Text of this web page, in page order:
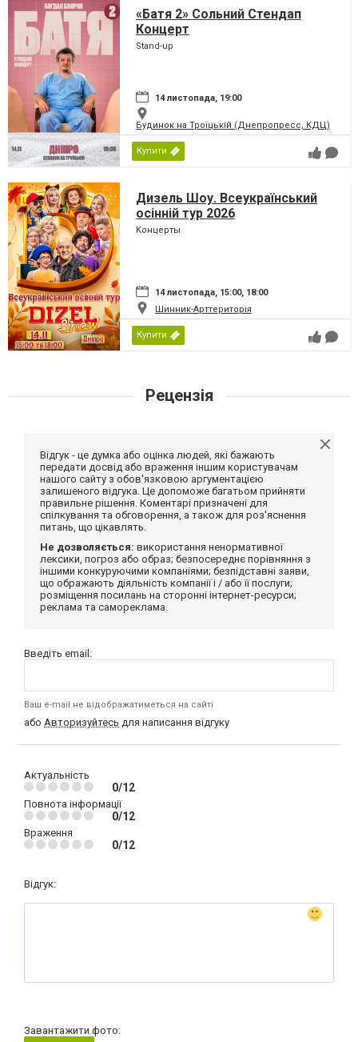
«Батя 2» Сольний Стендап
Концерт
Stand-up
14 листопада, 19:00
Будинок на Троїцькій (Днепропресс, КДЦ)
Купити
Дизель Шоу. Всеукраїнський
осінній тур 2026
Концерты
14 листопада, 15:00, 18:00
Шинник-Арттериторія
Купити
Рецензія
Відгук - це думка або оцінка людей, які бажають
передати досвід або враження іншим користувачам
нашого сайту з обов'язковою аргументацією
залишеного відгука. Це допоможе багатьом прийняти
правильне рішення. Коментарі призначені для
спілкування та обговорення, а також для роз'яснення
питань, що цікавлять.
Не дозволяється: використання ненормативної
лексики, погроз або образ; безпосереднє порівняння з
іншими конкуруючими компаніями; безпідставні заяви,
що ображають діяльність компанії і / або її послуги;
розміщення посилань на сторонні інтернет-ресурси;
реклама та самореклама.
Введіть email:
Ваш e-mail не відображатиметься на сайті
або Авторизуйтесь для написання відгуку
Актуальність
0/12
Повнота інформації
0/12
Враження
0/12
Відгук:
Завантажити фото: